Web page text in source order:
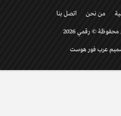
من نحن اتصل بنا
© رقمي 2026
عرب فور هوست